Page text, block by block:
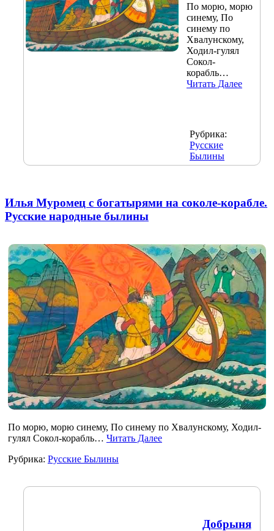
По морю, морю
синему, По
синему по
Хвалунскому,
Ходил-гулял
Сокол-
корабль…
Читать Далее
Рубрика:
Русские
Былины
Илья Муромец с богатырями на соколе-корабле.
Русские народные былины
По морю, морю синему, По синему по Хвалунскому, Ходил-
гулял Сокол-корабль… Читать Далее
Рубрика: Русские Былины
Добрыня